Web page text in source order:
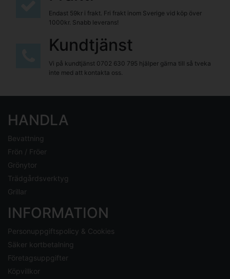
Endast 59kr i frakt. Fri frakt inom Sverige vid köp över
1000kr. Snabb leverans!
Kundtjänst
Vi på kundtjänst 0702 630 795 hjälper gärna till så tveka
inte med att kontakta oss.
HANDLA
Bevattning
Frön / Fröer
Grönytor
Trädgårdsverktyg
Grillar
INFORMATION
Personuppgiftspolicy & Cookies
Säker kortbetalning
Företagsuppgifter
Köpvillkor